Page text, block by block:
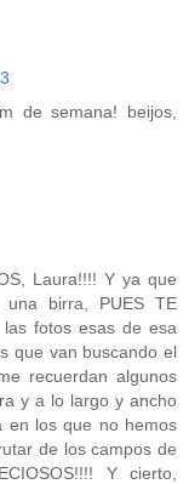
de semana! beijos,
Laura!!!! Y ya que
una birra, PUES TE
las fotos esas de esa
que van buscando el
recuerdan algunos
y a lo largo y ancho
en los que no hemos
de los campos de
Y cierto,